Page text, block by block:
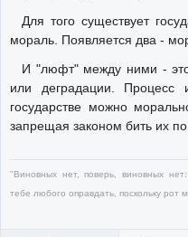
Для того существует
мораль. Появляется два -
И "люфт" между ними -
или деградации.
государстве можно
запрещая законом бить их
"Виновных нет, поверь, виновных
тебе любого оправдать, поскольку рот